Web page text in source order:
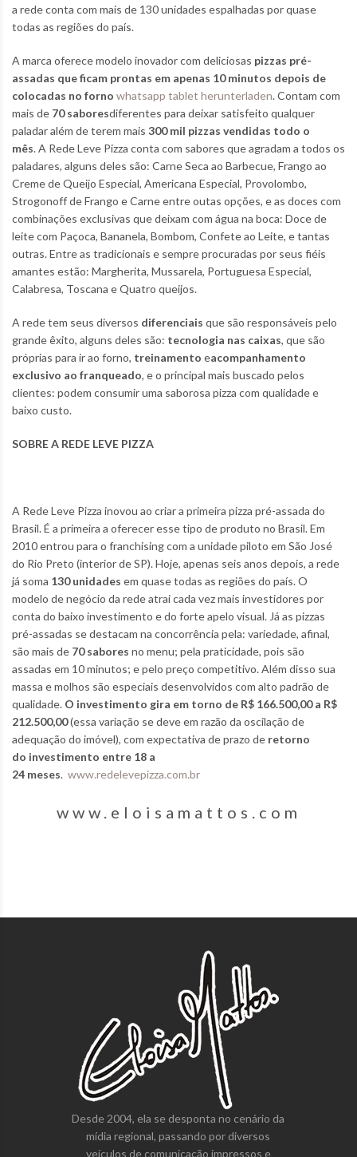
a rede conta com mais de 130 unidades espalhadas por quase
todas as regiões do país.
A marca oferece modelo inovador com deliciosas pizzas pré-
assadas que ficam prontas em apenas 10 minutos depois de
colocadas no forno whatsapp tablet herunterladen. Contam com
mais de 70 saboresdiferentes para deixar satisfeito qualquer
paladar além de terem mais 300 mil pizzas vendidas todo o
mês. A Rede Leve Pizza conta com sabores que agradam a todos os
paladares, alguns deles são: Carne Seca ao Barbecue, Frango ao
Creme de Queijo Especial, Americana Especial, Provolombo,
Strogonoff de Frango e Carne entre outas opções, e as doces com
combinações exclusivas que deixam com água na boca: Doce de
leite com Paçoca, Bananela, Bombom, Confete ao Leite, e tantas
outras. Entre as tradicionais e sempre procuradas por seus fiéis
amantes estão: Margherita, Mussarela, Portuguesa Especial,
Calabresa, Toscana e Quatro queijos.
A rede tem seus diversos diferenciais que são responsáveis pelo
grande êxito, alguns deles são: tecnologia nas caixas, que são
próprias para ir ao forno, treinamento eacompanhamento
exclusivo ao franqueado, e o principal mais buscado pelos
clientes: podem consumir uma saborosa pizza com qualidade e
baixo custo.
SOBRE A REDE LEVE PIZZA
A Rede Leve Pizza inovou ao criar a primeira pizza pré-assada do
Brasil. É a primeira a oferecer esse tipo de produto no Brasil. Em
2010 entrou para o franchising com a unidade piloto em São José
do Rio Preto (interior de SP). Hoje, apenas seis anos depois, a rede
já soma 130 unidades em quase todas as regiões do país. O
modelo de negócio da rede atrai cada vez mais investidores por
conta do baixo investimento e do forte apelo visual. Já as pizzas
pré-assadas se destacam na concorrência pela: variedade, afinal,
são mais de 70 sabores no menu; pela praticidade, pois são
assadas em 10 minutos; e pelo preço competitivo. Além disso sua
massa e molhos são especiais desenvolvidos com alto padrão de
qualidade. O investimento gira em torno de R$ 166.500,00 a R$
212.500,00(essa variação se deve em razão da oscilação de
adequação do imóvel), com expectativa de prazo de retorno
do investimento entre 18 a
24 meses. www.redelevepizza.com.br
www.eloisamattos.com
Desde 2004, ela se desponta no cenário da
mídia regional, passando por diversos
veículos de comunicação impressos e